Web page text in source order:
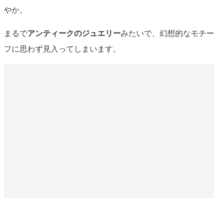
やか。
まるでアンティークのジュエリーみたいで、幻想的なモチー
フに思わず見入ってしまいます。